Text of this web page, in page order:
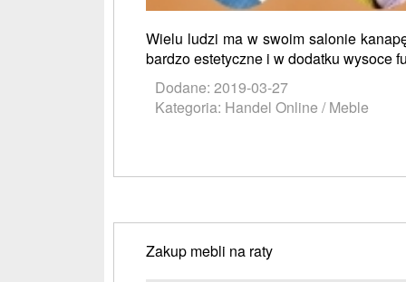
Wielu ludzi ma w swoim salonie
bardzo estetyczne i w dodatku wysoce
Dodane: 2019-03-27
Kategoria: Handel Online / Meble
Zakup mebli na raty